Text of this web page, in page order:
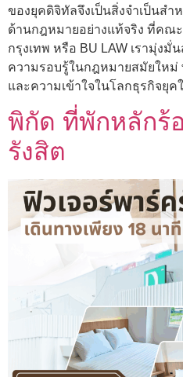
ของยุคดิจิทัลจึงเป็นสิ่งจำเป็นส
ด้านกฎหมายอย่างแท้จริง ที่คณ
กรุงเทพ หรือ BU LAW เรามุ่ง
ความรอบรู้ในกฎหมายสมัยใหม่
และความเข้าใจในโลกธุรกิจยุค
พิกัด ที่พักหลักร้
รังสิต